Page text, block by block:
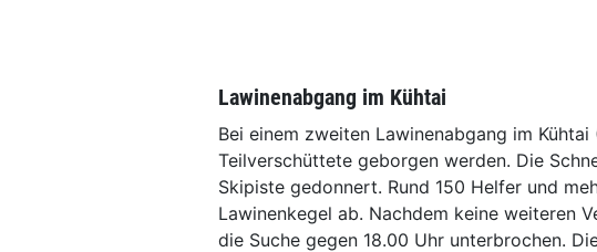
Lawinenabgang im Kühtai
Bei einem zweiten Lawinenabgang im
Teilverschüttete geborgen werden. Die
Skipiste gedonnert. Rund 150 Helfer und
Lawinenkegel ab. Nachdem keine weiteren
die Suche gegen 18.00 Uhr unterbrochen.